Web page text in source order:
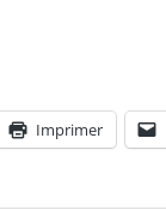
Imprimer